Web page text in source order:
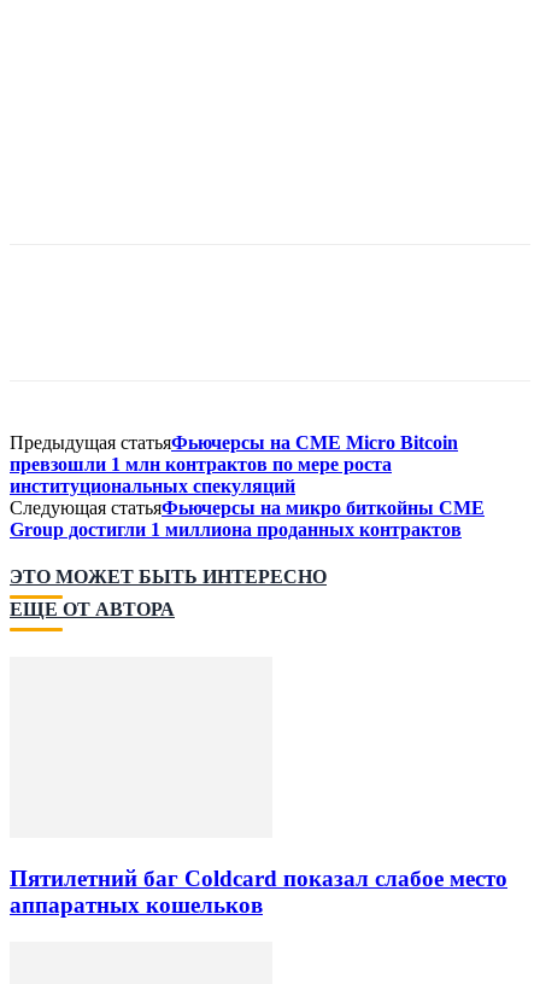
Предыдущая статьяФьючерсы на CME Micro Bitcoin
превзошли 1 млн контрактов по мере роста
институциональных спекуляций
Следующая статьяФьючерсы на микро биткойны CME
Group достигли 1 миллиона проданных контрактов
ЭТО МОЖЕТ БЫТЬ ИНТЕРЕСНО
ЕЩЕ ОТ АВТОРА
Пятилетний баг Coldcard показал слабое место
аппаратных кошельков